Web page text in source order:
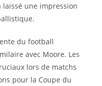
laissé une impression
du football
avec Moore. Les
lors de matchs
pour la Coupe du